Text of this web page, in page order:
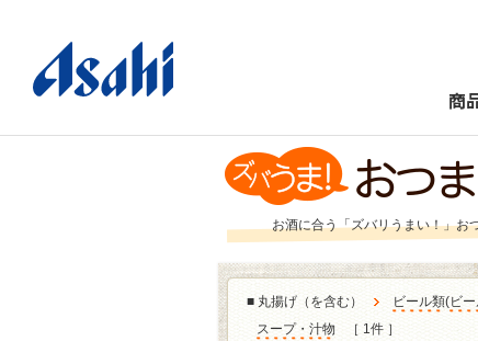
商
お酒に合う「ズバリうまい！」お
■ 丸揚げ（を含む） ビール類(ビ
スープ・汁物
［ 1件 ］